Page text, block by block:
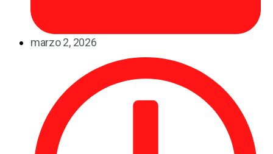
marzo 2, 2026